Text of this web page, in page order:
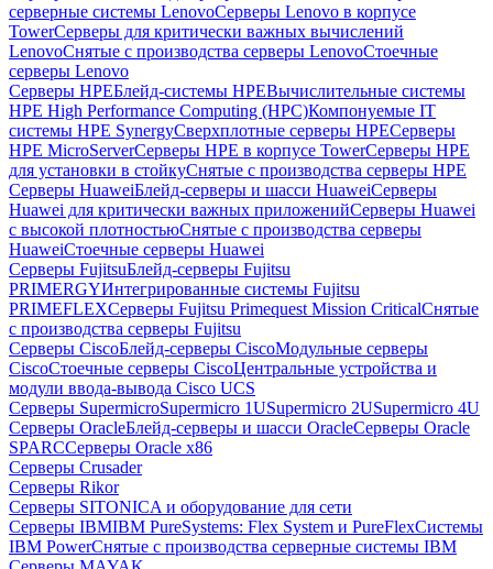
серверные системы LenovoСерверы Lenovo в корпусе
TowerСерверы для критически важных вычислений
LenovoСнятые с производства серверы LenovoСтоечные
серверы Lenovo
Серверы HPEБлейд-системы HPEВычислительные системы
HPE High Performance Computing (HPC)Компонуемые IT
системы HPE SynergyСверхплотные серверы HPEСерверы
HPE MicroServerСерверы HPE в корпусе TowerСерверы HPE
для установки в стойкуСнятые с производства серверы HPE
Серверы HuaweiБлейд-серверы и шасси HuaweiСерверы
Huawei для критически важных приложенийСерверы Huawei
с высокой плотностьюСнятые с производства серверы
HuaweiСтоечные серверы Huawei
Серверы FujitsuБлейд-серверы Fujitsu
PRIMERGYИнтегрированные системы Fujitsu
PRIMEFLEXСерверы Fujitsu Primequest Mission CriticalСнятые
с производства серверы Fujitsu
Серверы CiscoБлейд-серверы CiscoМодульные серверы
CiscoСтоечные серверы CiscoЦентральные устройства и
модули ввода-вывода Cisco UCS
Серверы SupermicroSupermicro 1USupermicro 2USupermicro 4U
Серверы OracleБлейд-серверы и шасси OracleСерверы Oracle
SPARCСерверы Oracle x86
Серверы Crusader
Серверы Rikor
Серверы SITONICA и оборудование для сети
Серверы IBMIBM PureSystems: Flex System и PureFlexСистемы
IBM PowerСнятые с производства серверные системы IBM